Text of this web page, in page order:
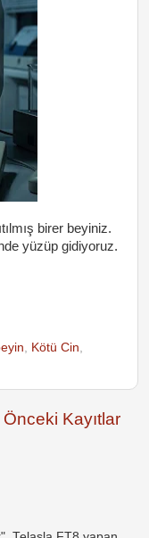
birer beyiniz.
yüzüp gidiyoruz.
Kötü Cin
Önceki Kayıtlar